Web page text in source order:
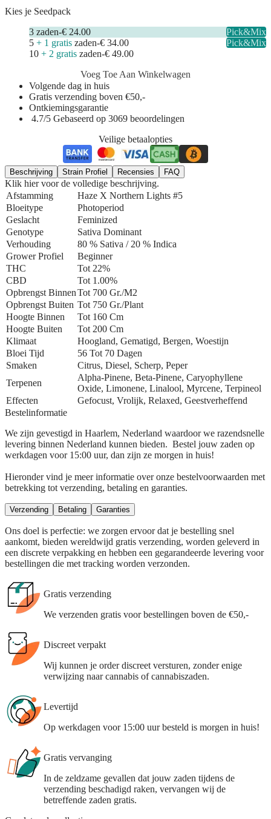
Kies je Seedpack
3 zaden-€ 24.00
Pick&Mix
5 + 1 gratis zaden-€ 34.00
Pick&Mix
10 + 2 gratis zaden-€ 49.00
Voeg Toe Aan Winkelwagen
Volgende dag in huis
Gratis verzending boven €50,-
Ontkiemingsgarantie
4.7/5 Gebaseerd op 3069 beoordelingen
Veilige betaalopties
Beschrijving Strain Profiel Recensies FAQ
Klik hier voor de volledige beschrijving.
Afstamming
Haze X Northern Lights #5
Bloeitype
Photoperiod
Geslacht
Feminized
Genotype
Sativa Dominant
Verhouding
80 % Sativa / 20 % Indica
Grower Profiel
Beginner
THC
Tot 22%
CBD
Tot 1.00%
Opbrengst BinnenTot 700 Gr./m2
Opbrengst Buiten Tot 750 Gr./plant
Hoogte Binnen
Tot 160 Cm
Hoogte Buiten
Tot 200 Cm
Klimaat
Hoogland, Gematigd, Bergen, Woestijn
Bloei Tijd
56 Tot 70 Dagen
Smaken
Citrus, Diesel, Scherp, Peper
Terpenen
Alpha-Pinene, Beta-Pinene, Caryophyllene
Oxide, Limonene, Linalool, Myrcene, Terpineol
Effecten
Gefocust, Vrolijk, Relaxed, Geestverheffend
Bestelinformatie
We zijn gevestigd in Haarlem, Nederland waardoor we razendsnelle
levering binnen Nederland kunnen bieden. Bestel jouw zaden op
werkdagen voor 15:00 uur, dan zijn ze morgen in huis!
Hieronder vind je meer informatie over onze bestelvoorwaarden met
betrekking tot verzending, betaling en garanties.
Verzending Betaling Garanties
Ons doel is perfectie: we zorgen ervoor dat je bestelling snel
aankomt, bieden wereldwijd gratis verzending, worden geleverd in
een discrete verpakking en hebben een gegarandeerde levering voor
bestellingen die met tracking worden verzonden.
Gratis verzending
We verzenden gratis voor bestellingen boven de €50,-
Discreet verpakt
Wij kunnen je order discreet versturen, zonder enige
verwijzing naar cannabis of cannabiszaden.
Levertijd
Op werkdagen voor 15:00 uur besteld is morgen in huis!
Gratis vervanging
In de zeldzame gevallen dat jouw zaden tijdens de
verzending beschadigd raken, vervangen wij de
betreffende zaden gratis.